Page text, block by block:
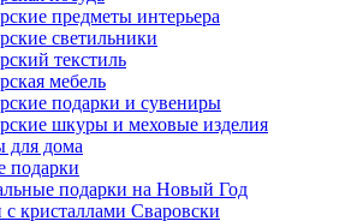
предметы интерьера
светильники
текстиль
мебель
подарки и сувениры
шкуры и меховые изделия
для дома
подарки
подарки на Новый Год
кристаллами Сваровски